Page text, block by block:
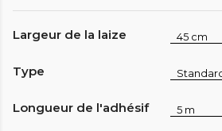
Largeur de la laize
Type
Longueur de l'adhésif